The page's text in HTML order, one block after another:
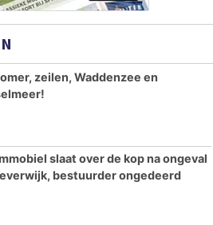
zeilen, Waddenzee en
slaat over de kop na ongeval
bestuurder ongedeerd